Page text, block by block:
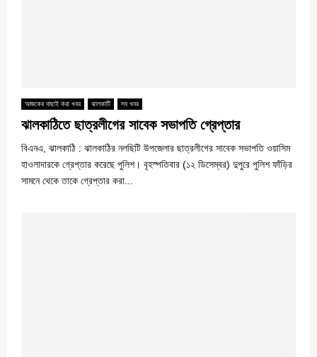
আজকের বাছাই করা খবর ঝালকাটি সব খবর
ঝালকাঠিতে ছাত্রলীগের সাবেক সভাপতি গ্রেপ্তার
বিএনএ, ঝালকাঠি : ঝালকাঠির নলছিটি উপজেলার ছাত্রলীগের সাবেক সভাপতি ওয়াসিম
হাওলাদারকে গ্রেপ্তার করেছে পুলিশ। বৃহস্পতিবার (১২ ডিসেম্বর) দুপুরে পুলিশ ফাঁড়ির
সামনে থেকে তাকে গ্রেপ্তার করা...